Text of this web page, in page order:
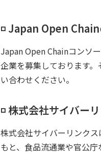
◽️ Japan Open
Japan Open Chainコンソ
企業を募集しております
い合わせください。
◽️ 株式会社サイバー
株式会社サイバーリンク
もと、食品流通業や官公